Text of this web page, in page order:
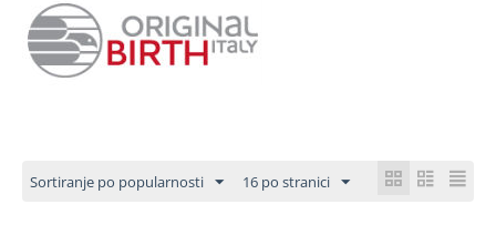
Sortiranje po popularnosti 16 po stranici